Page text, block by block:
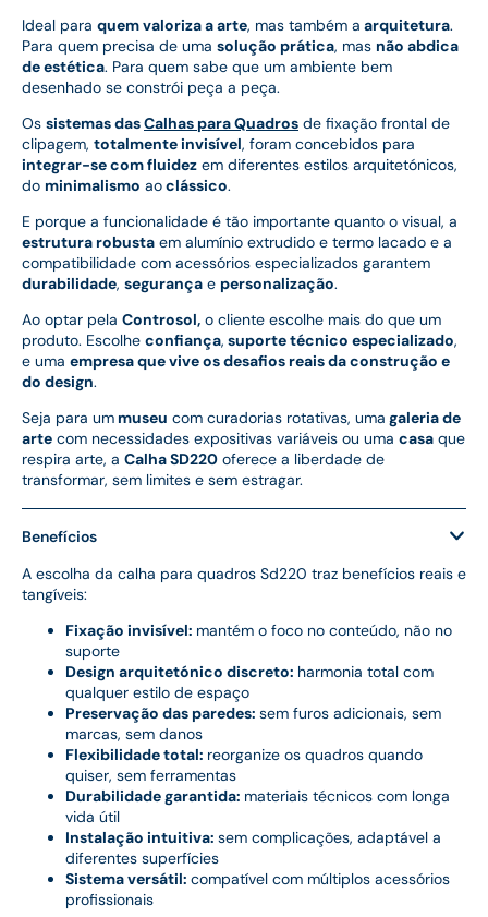
Ideal para quem valoriza a arte, mas também a arquitetura.
Para quem precisa de uma solução prática, mas não abdica
de estética. Para quem sabe que um ambiente bem
desenhado se constrói peça a peça.
Os sistemas dasCalhas para Quadros de fixação frontal de
clipagem, totalmente invisível, foram concebidos para
integrar-se com fluidez em diferentes estilos arquitetónicos,
do minimalismo aoclássico.
E porque a funcionalidade é tão importante quanto o visual, a
estrutura robusta em alumínio extrudido e termo lacado e a
compatibilidade com acessórios especializados garantem
durabilidade, segurança e personalização.
Ao optar pela Controsol, o cliente escolhe mais do que um
produto. Escolhe confiança, suporte técnico especializado,
e uma empresa que vive os desafios reais da construção e
do design.
Seja para um museu com curadorias rotativas, uma galeria de
arte com necessidades expositivas variáveis ou uma casa que
respira arte, a Calha SD220 oferece a liberdade de
transformar, sem limites e sem estragar.
Benefícios
A escolha da calha para quadros Sd220 traz benefícios reais e
tangíveis:
Fixação invisível: mantém o foco no conteúdo, não no
suporte
Design arquitetónico discreto: harmonia total com
qualquer estilo de espaço
Preservação das paredes: sem furos adicionais, sem
marcas, sem danos
Flexibilidade total: reorganize os quadros quando
quiser, sem ferramentas
Durabilidade garantida: materiais técnicos com longa
vida útil
Instalação intuitiva: sem complicações, adaptável a
diferentes superfícies
Sistema versátil: compatível com múltiplos acessórios
profissionais